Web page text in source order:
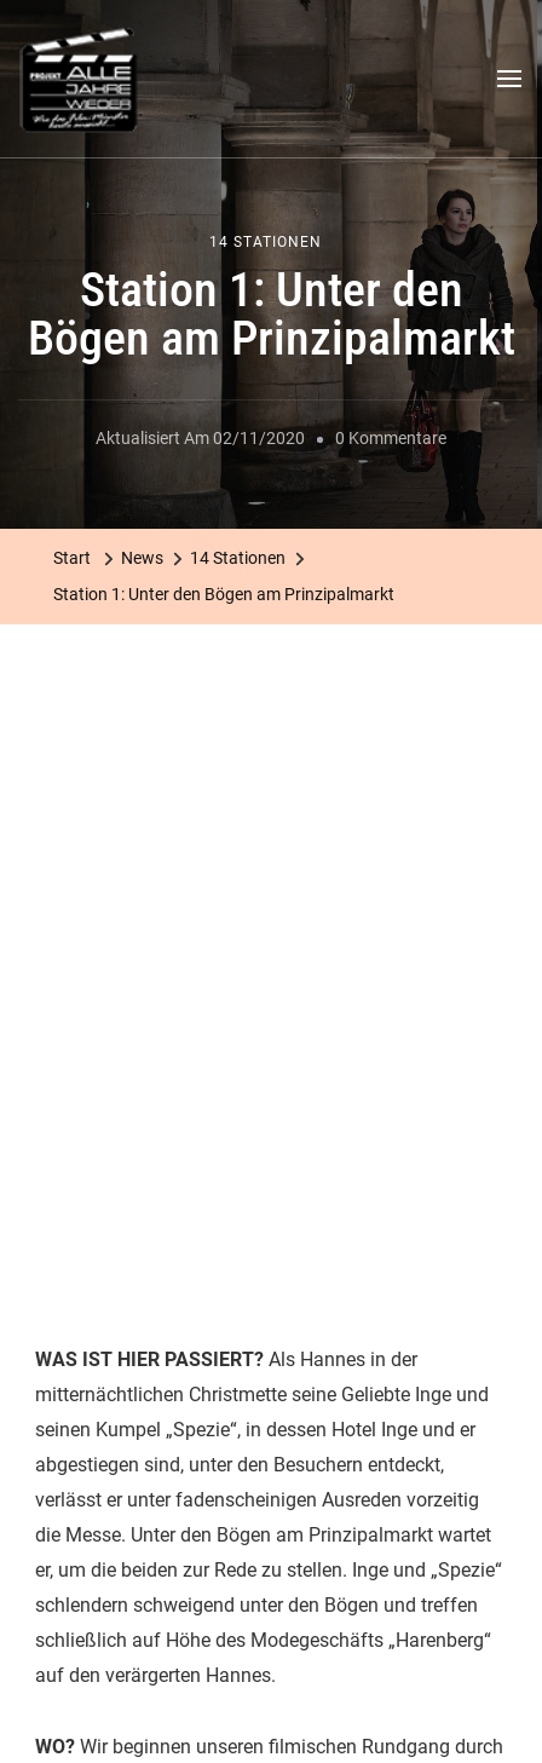
Das "Alle Jahre wieder"-
Projekt
Ein filmischer Stadtrundgang
14 STATIONEN
Station 1: Unter den
Bögen am Prinzipalmarkt
Aktualisiert Am02/11/2020 0 KommentareZu
1:
Start News
14 Stationen
Station 1: Unter den Bögen am Prinzipalmarkt
WAS IST HIER PASSIERT? Als Hannes in der
mitternächtlichen Christmette seine Geliebte Inge und
seinen Kumpel „Spezie“, in dessen Hotel Inge und er
abgestiegen sind, unter den Besuchern entdeckt,
verlässt er unter fadenscheinigen Ausreden vorzeitig
die Messe. Unter den Bögen am Prinzipalmarkt wartet
er, um die beiden zur Rede zu stellen. Inge und „Spezie“
schlendern schweigend unter den Bögen und treffen
schließlich auf Höhe des Modegeschäfts „Harenberg“
auf den verärgerten Hannes.
WO? Wir beginnen unseren filmischen Rundgang durch